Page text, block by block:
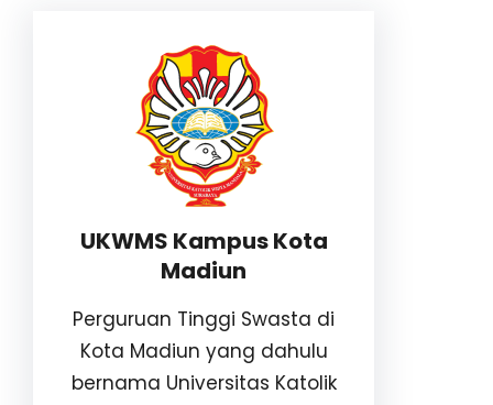
UKWMS Kampus Kota
Madiun
Perguruan Tinggi Swasta di
Kota Madiun yang dahulu
bernama Universitas Katolik